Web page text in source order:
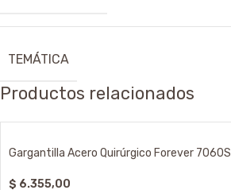
TEMÁTICA
Productos relacionados
Gargantilla Acero Quirúrgico Forever 7060S
$ 6.355,00